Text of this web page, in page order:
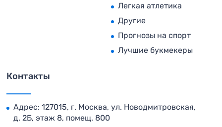
Легкая атлетика
Другие
Прогнозы на спорт
Лучшие букмекеры
Контакты
Адрес: 127015, г. Москва, ул. Новодмитровская,
д. 2Б, этаж 8, помещ. 800